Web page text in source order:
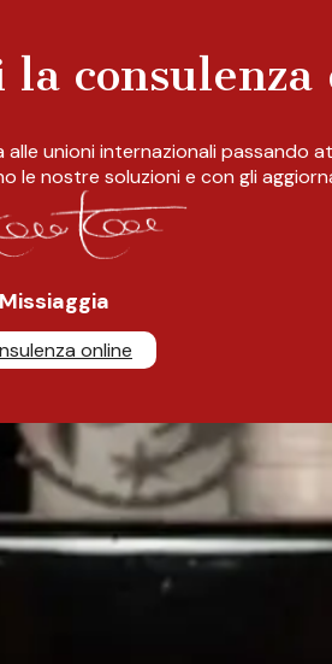
la
alle unioni internazionali passando
le nostre soluzioni e con gli
online